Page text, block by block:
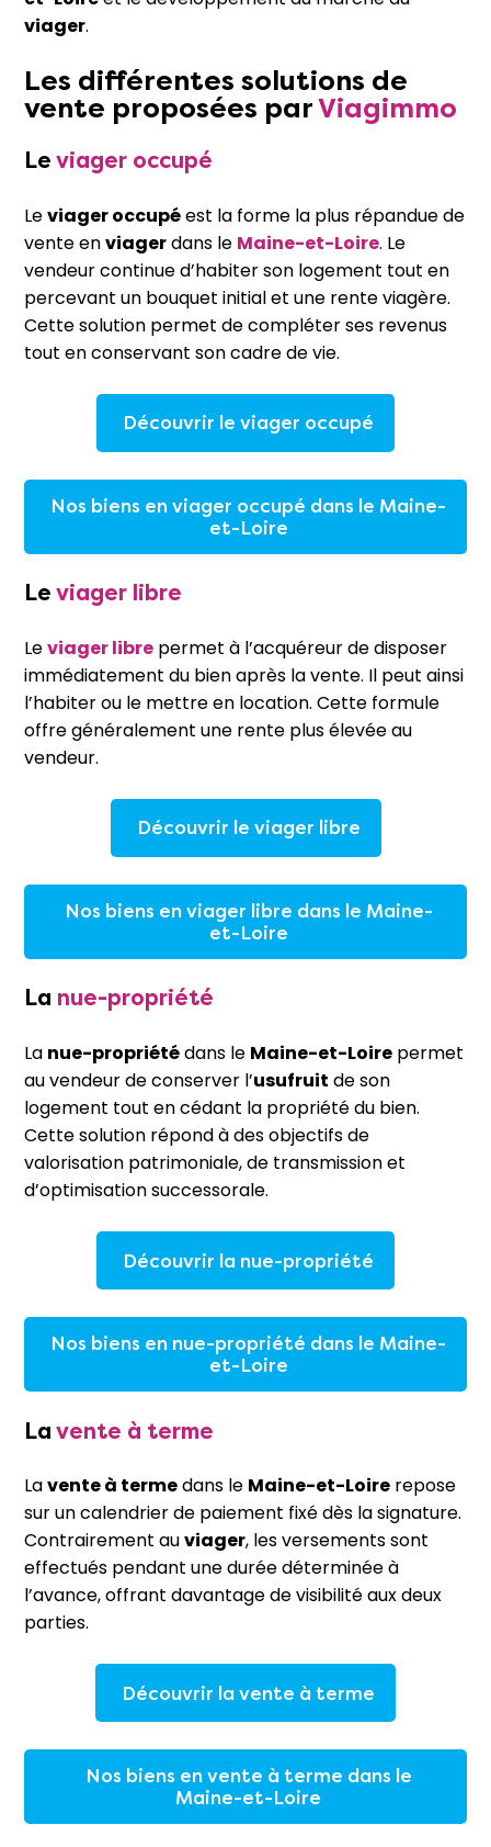
viager.
Les différentes solutions de
vente proposées parViagimmo
Le viager occupé
Leviager occupéest la forme la plus répandue de
vente enviagerdans le Maine-et-Loire. Le
vendeur continue d’habiter son logement tout en
percevant un bouquet initial et une rente viagère.
Cette solution permet de compléter ses revenus
tout en conservant son cadre de vie.
Découvrir le viager occupé
Nos biens en viager occupé dans le Maine-
et-Loire
Le viager libre
Leviager libre permet à l’acquéreur de disposer
immédiatement du bien après la vente. Il peut ainsi
l’habiter ou le mettre en location. Cette formule
offre généralement une rente plus élevée au
vendeur.
Découvrir le viager libre
Nos biens en viager libre dans le Maine-
et-Loire
La nue-propriété
La nue-propriétédans le Maine-et-Loire permet
au vendeur de conserver l’usufruit de son
logement tout en cédant la propriété du bien.
Cette solution répond à des objectifs de
valorisation patrimoniale, de transmission et
d’optimisation successorale.
Découvrir la nue-propriété
Nos biens en nue-propriété dans le Maine-
et-Loire
La vente à terme
Lavente à termedans le Maine-et-Loire repose
sur un calendrier de paiement fixé dès la signature.
Contrairement auviager, les versements sont
effectués pendant une durée déterminée à
l’avance, offrant davantage de visibilité aux deux
parties.
Découvrir la vente à terme
Nos biens en vente à terme dans le
Maine-et-Loire